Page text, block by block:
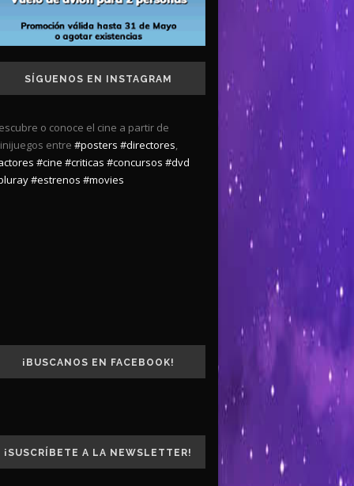
SÍGUENOS EN INSTAGRAM
o conoce el cine a partir de
entre #posters #directores,
#cine #criticas #concursos #dvd
#estrenos #movies
¡BUSCANOS EN FACEBOOK!
¡SUSCRÍBETE A LA NEWSLETTER!